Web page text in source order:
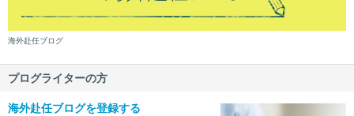
海外赴任ブログ
プログライターの方
海外赴任ブログを登録する